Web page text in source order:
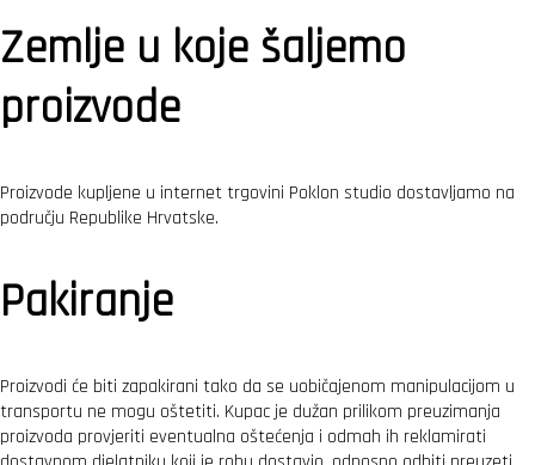
Zemlje u koje šaljemo
proizvode
Proizvode kupljene u internet trgovini Poklon studio dostavljamo na
području Republike Hrvatske.
Pakiranje
Proizvodi će biti zapakirani tako da se uobičajenom manipulacijom u
transportu ne mogu oštetiti. Kupac je dužan prilikom preuzimanja
proizvoda provjeriti eventualna oštećenja i odmah ih reklamirati